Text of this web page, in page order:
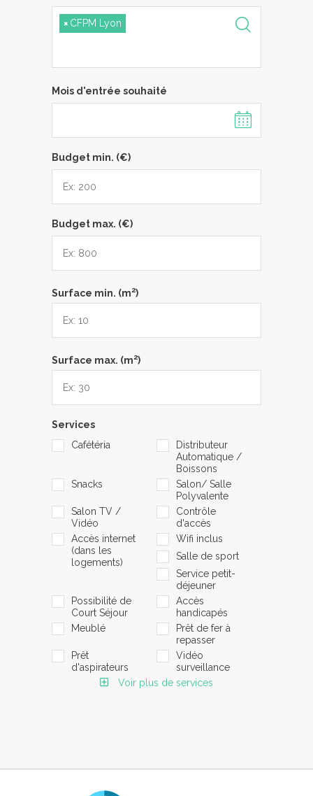
× CFPM Lyon
Mois d'entrée souhaité
Budget min. (€)
Budget max. (€)
Surface min. (m2)
Surface max. (m2)
Services
Cafétéria
Distributeur
Automatique /
Boissons
Snacks
Salon/ Salle
Polyvalente
Salon TV /
Vidéo
Contrôle
d'accès
Accès internet
(dans les
logements)
Wifi inclus
Salle de sport
Service petit-
déjeuner
Possibilité de
Court Séjour
Accès
handicapés
Meublé
Prêt de fer à
repasser
Prêt
d'aspirateurs
Vidéo
surveillance
Voir plus de services